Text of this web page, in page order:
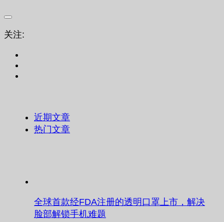
关注:
近期文章
热门文章
全球首款经FDA注册的透明口罩上市，解决
脸部解锁手机难题